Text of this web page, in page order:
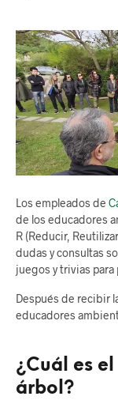
Los empleados de
de los educadores
R (Reducir,
dudas y consultas
juegos y trivias
Después de recibir
educadores
¿Cuál es
árbol?